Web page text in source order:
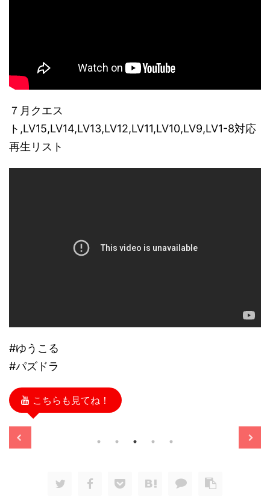
７月クエス
ト,LV15,LV14,LV13,LV12,LV11,LV10,LV9,LV1-8対応
再生リスト
#ゆうこる
#パズドラ
こちらも見てね！
11/13